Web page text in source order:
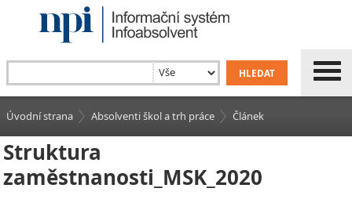
Úvodní strana Absolventi škol a trh práce Článek
Struktura
zaměstnanosti_MSK_2020